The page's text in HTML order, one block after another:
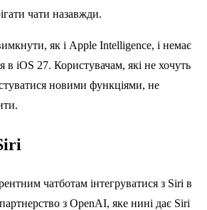
чати назавжди.
як і Apple Intelligence, і немає
в iOS 27. Користувачам, які не хочуть
новими функціями, не
чатботам інтегруватися з Siri в
з OpenAI, яке нині дає Siri